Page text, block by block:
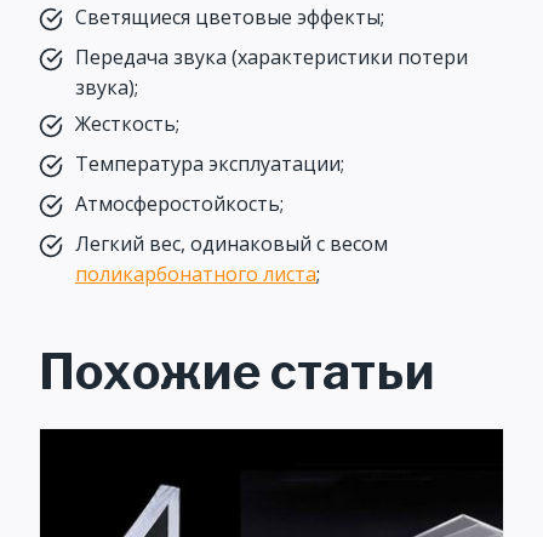
Светящиеся цветовые эффекты;
Передача звука (характеристики потери
звука);
Жесткость;
Температура эксплуатации;
Атмосферостойкость;
Легкий вес, одинаковый с весом
поликарбонатного листа;
Похожие статьи